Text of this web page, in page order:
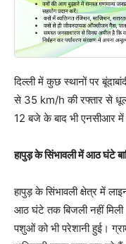
दिल्ली में कुछ स्थानों पर
से 35 km/h की रफ्तार से धूल
12 बजे के बाद भी एनसीआर में
हापुड़ के सिंभावली में आठ घंटे
हापुड़ के सिंभावली क्षेत्र में
आठ घंटे तक बिजली नहीं
पशुओं को भी परेशानी हुई।